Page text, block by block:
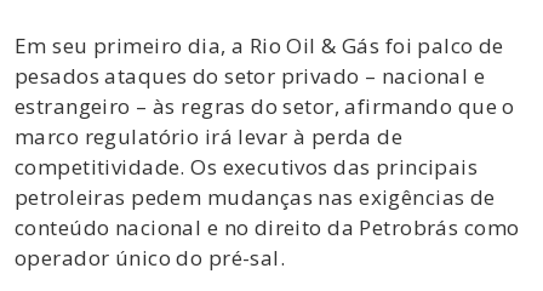
Em seu primeiro dia, a Rio Oil & Gás foi palco de
pesados ataques do setor privado – nacional e
estrangeiro – às regras do setor, afirmando que o
marco regulatório irá levar à perda de
competitividade. Os executivos das principais
petroleiras pedem mudanças nas exigências de
conteúdo nacional e no direito da Petrobrás como
operador único do pré-sal.